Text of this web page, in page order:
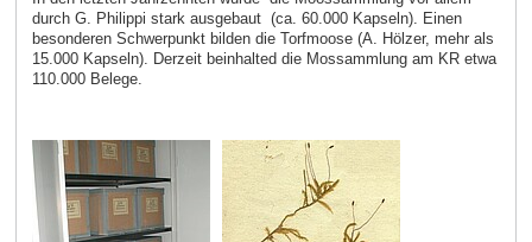
durch G. Philippi stark ausgebaut (ca. 60.000 Kapseln). Einen
besonderen Schwerpunkt bilden die Torfmoose (A. Hölzer, mehr als
15.000 Kapseln). Derzeit beinhalted die Mossammlung am KR etwa
110.000 Belege.